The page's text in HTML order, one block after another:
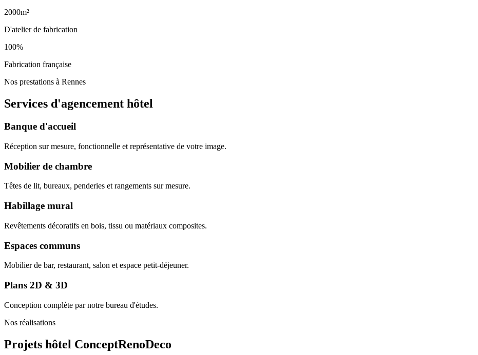
2000m²
D'atelier de fabrication
100%
Fabrication française
Nos prestations à Rennes
Services d'agencement hôtel
Banque d'accueil
Réception sur mesure, fonctionnelle et représentative de votre image.
Mobilier de chambre
Têtes de lit, bureaux, penderies et rangements sur mesure.
Habillage mural
Revêtements décoratifs en bois, tissu ou matériaux composites.
Espaces communs
Mobilier de bar, restaurant, salon et espace petit-déjeuner.
Plans 2D & 3D
Conception complète par notre bureau d'études.
Nos réalisations
Projets hôtel ConceptRenoDeco